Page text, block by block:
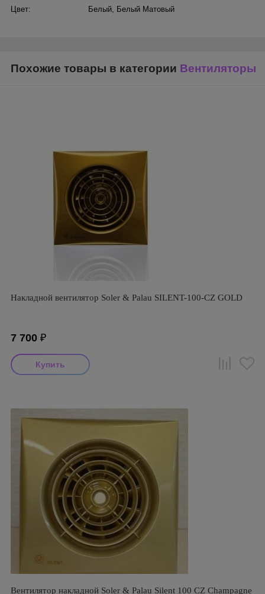
Цвет: Белый, Белый Матовый
Похожие товары в категории Вентиляторы
Накладной вентилятор Soler & Palau SILENT-100-CZ GOLD
7 700 ₽
Вентилятор накладной Soler & Palau Silent 100 CZ Champagne